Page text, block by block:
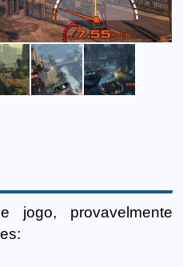
jogo, provavelmente